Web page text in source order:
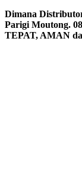
Dimana
Parigi Moutong.
TEPAT, AMAN